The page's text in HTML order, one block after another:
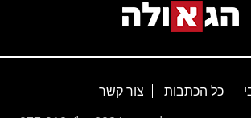
כל הכתבות צור קשר